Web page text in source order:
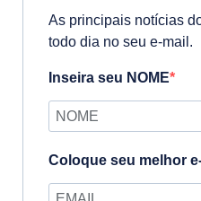
As principais notícias
todo dia no seu e-mail.
Inseira seu NOME
Coloque seu melhor